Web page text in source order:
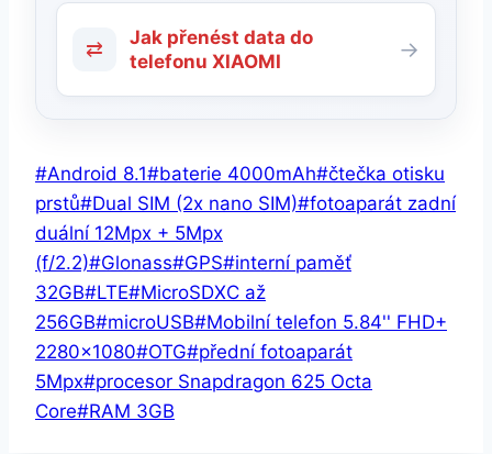
⇄
Jak přenést data do
telefonu XIAOMI
→
Štítky
příspěvků:
#Android 8.1#baterie 4000mAh#čtečka otisku
prstů#Dual SIM (2x nano SIM)#fotoaparát zadní
duální 12Mpx + 5Mpx
(f/2.2)#Glonass#GPS#interní paměť
32GB#LTE#MicroSDXC až
256GB#microUSB#Mobilní telefon 5.84'' FHD+
2280x1080#OTG#přední fotoaparát
5Mpx#procesor Snapdragon 625 Octa
Core#RAM 3GB